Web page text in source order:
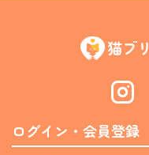
Instagram
ログイン・会員登録